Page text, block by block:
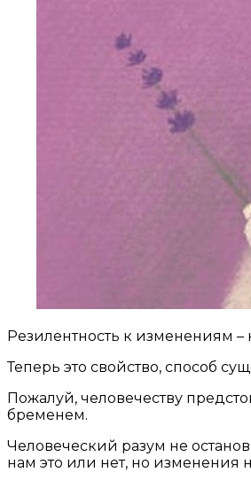
Резилентность к изменениям –
Теперь это свойство, способ
Пожалуй, человечеству
бременем.
Человеческий разум не
нам это или нет, но изменения